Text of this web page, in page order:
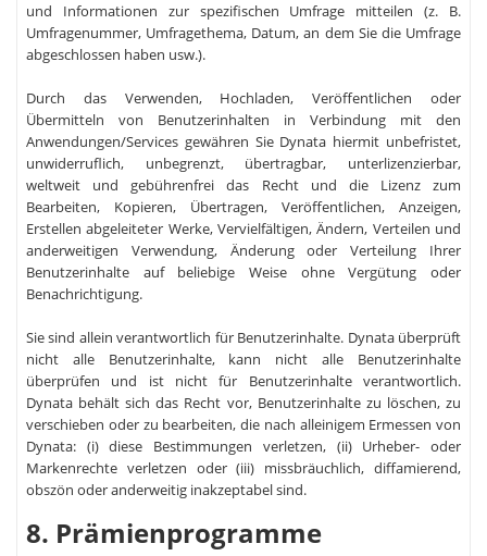
und Informationen zur spezifischen Umfrage mitteilen (z. B.
Umfragenummer, Umfragethema, Datum, an dem Sie die Umfrage
abgeschlossen haben usw.).
Durch das Verwenden, Hochladen, Veröffentlichen oder
Übermitteln von Benutzerinhalten in Verbindung mit den
Anwendungen/Services gewähren Sie Dynata hiermit unbefristet,
unwiderruflich, unbegrenzt, übertragbar, unterlizenzierbar,
weltweit und gebührenfrei das Recht und die Lizenz zum
Bearbeiten, Kopieren, Übertragen, Veröffentlichen, Anzeigen,
Erstellen abgeleiteter Werke, Vervielfältigen, Ändern, Verteilen und
anderweitigen Verwendung, Änderung oder Verteilung Ihrer
Benutzerinhalte auf beliebige Weise ohne Vergütung oder
Benachrichtigung.
Sie sind allein verantwortlich für Benutzerinhalte. Dynata überprüft
nicht alle Benutzerinhalte, kann nicht alle Benutzerinhalte
überprüfen und ist nicht für Benutzerinhalte verantwortlich.
Dynata behält sich das Recht vor, Benutzerinhalte zu löschen, zu
verschieben oder zu bearbeiten, die nach alleinigem Ermessen von
Dynata: (i) diese Bestimmungen verletzen, (ii) Urheber- oder
Markenrechte verletzen oder (iii) missbräuchlich, diffamierend,
obszön oder anderweitig inakzeptabel sind.
8. Prämienprogramme